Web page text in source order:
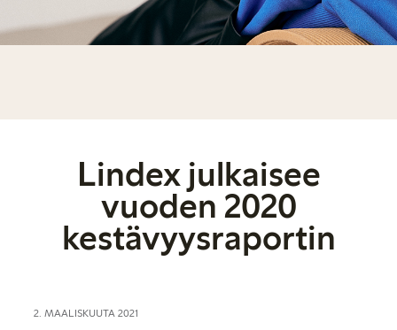
Lindex julkaisee
vuoden 2020
kestävyysraportin
2. MAALISKUUTA 2021